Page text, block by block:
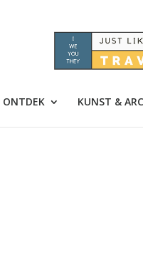
ONTDEK KUNST &